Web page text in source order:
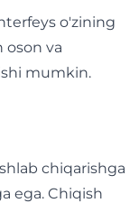
o'zining
oson va
mumkin.
chiqarishga
ega. Chiqish